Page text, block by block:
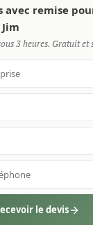
avec remise
3 heures. Gratuit et
le devis